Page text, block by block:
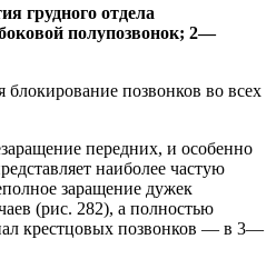
грудного отдела
полупозвонок; 2—
блокирование позвонков во всех
передних, и особенно
наиболее частую
заращение дужек
(рис. 282), а полностью
крестцо­вых позвонков — в 3—